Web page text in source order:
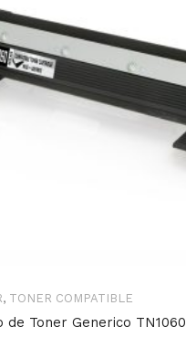
, TONER COMPATIBLE
de Toner Generico TN1060